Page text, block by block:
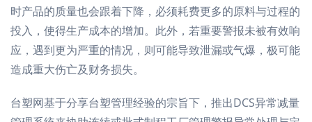
时产品的质量也会跟着下降，必须耗费更多的原料与过程的
投入，使得生产成本的增加。此外，若重要警报未被有效响
应，遇到更为严重的情况，则可能导致泄漏或气爆，极可能
造成重大伤亡及财务损失。
台塑网基于分享台塑管理经验的宗旨下，推出DCS异常减量